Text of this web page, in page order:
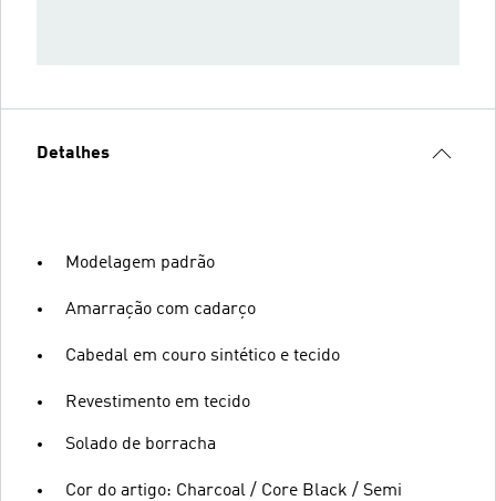
Detalhes
Modelagem padrão
Amarração com cadarço
Cabedal em couro sintético e tecido
Revestimento em tecido
Solado de borracha
Cor do artigo: Charcoal / Core Black / Semi